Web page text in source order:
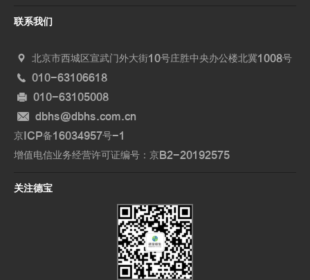
联系我们
北京市西城区宣武门外大街10号庄胜中央办公楼北冀1008号
010-63106618
010-63105008
dbhs@dbhs.com.cn
京ICP备16034957号-1
增值电信业务经营许可证编号：京B2-20192575
关注德宝